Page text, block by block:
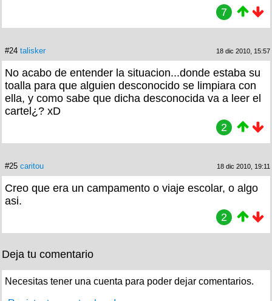
7
#24 talisker 18 dic 2010, 15:57
No acabo de entender la situacion...donde estaba su
toalla para que alguien desconocido se limpiara con
ella, y como sabe que dicha desconocida va a leer el
cartel¿? xD
2
#25 caritou 18 dic 2010, 19:11
Creo que era un campamento o viaje escolar, o algo
asi.
2
Deja tu comentario
Necesitas tener una cuenta para poder dejar comentarios.